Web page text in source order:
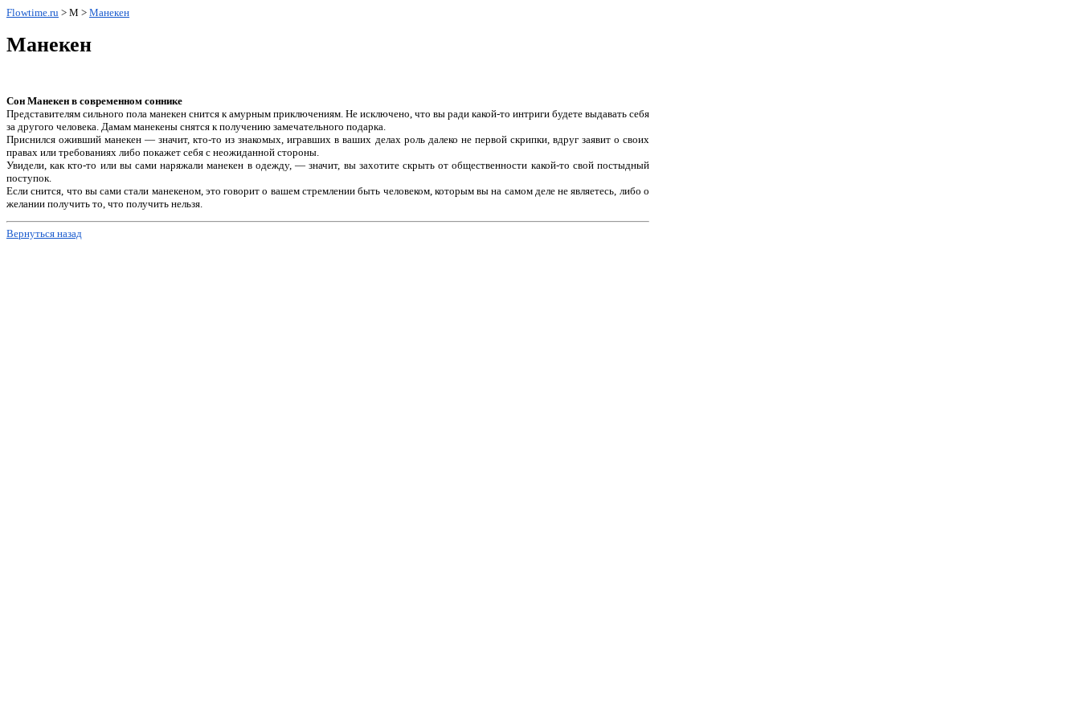
Flowtime.ru > М > Манекен
Манекен
Сон Манекен в современном соннике
Представителям сильного пола манекен снится к амурным приключениям. Не исключено, что вы ради какой-то интриги будете выдавать себя
за другого человека. Дамам манекены снятся к получению замечательного подарка.
Приснился оживший манекен — значит, кто-то из знакомых, игравших в ваших делах роль далеко не первой скрипки, вдруг заявит о своих
правах или требованиях либо покажет себя с неожиданной стороны.
Увидели, как кто-то или вы сами наряжали манекен в одежду, — значит, вы захотите скрыть от общественности какой-то свой постыдный
поступок.
Если снится, что вы сами стали манекеном, это говорит о вашем стремлении быть человеком, которым вы на самом деле не являетесь, либо о
желании получить то, что получить нельзя.
Вернуться назад